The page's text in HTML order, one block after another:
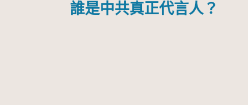
誰是中共真正代言人？